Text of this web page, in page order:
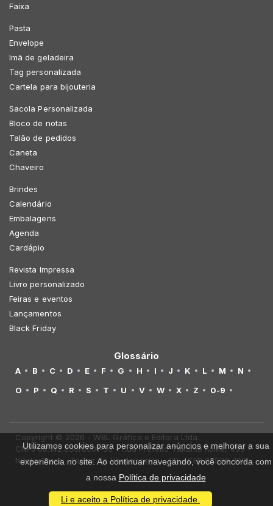
Faixa
Pasta
Envelope
Imã de geladeira
Tag personalizada
Cartela para bijouteria
Sacola Personalizada
Bloco de notas
Talão de pedidos
Caneta
Chaveiro
Brindes
Calendário
Embalagens
Agenda
Cardápio
Revista Impressa
Livro personalizado
Feiras e eventos
Lançamentos
Black Friday
Glossário
A B C D E F G H I J K L M
N
O
P Q R S T U V W X Z 0-9
Copyright © 2026 - WBL Gráfica e Editora Ltda.
CNPJ 08.142.850/0001-36 - Rua Prefeito Takume Koike, 499 -
Núcleo Itaim - Ferraz de Vasconcelos - SP - CEP 08538-100
Utilizamos cookies para personalizar anúncios e melhorar a sua
experiência no site. Ao continuar navegando, você concorda com
a nossa Política de privacidade
Li e aceito a Política de privacidade.